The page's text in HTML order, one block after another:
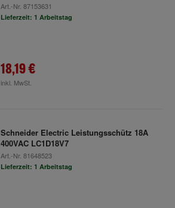
Art.-Nr. 87153631
Lieferzeit: 1 Arbeitstag
18,19 €
inkl. MwSt.
Schneider Electric Leistungsschütz 18A
400VAC LC1D18V7
Art.-Nr. 81648523
Lieferzeit: 1 Arbeitstag